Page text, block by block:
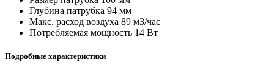
Глубина патрубка 94 мм
Макс. расход воздуха 89 мЗ/час
Потребляемая мощность 14 Вт
Подробные характеристики